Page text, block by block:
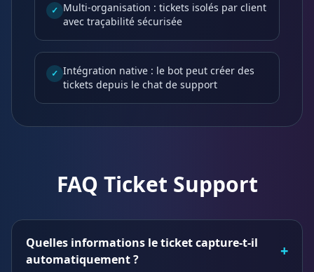
✓ Multi-organisation : tickets isolés par client
avec traçabilité sécurisée
✓ Intégration native : le bot peut créer des
tickets depuis le chat de support
FAQ Ticket Support
Quelles informations le ticket capture-t-il
automatiquement ?
+